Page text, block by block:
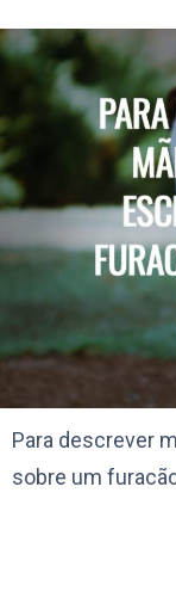
Para descrever
sobre um